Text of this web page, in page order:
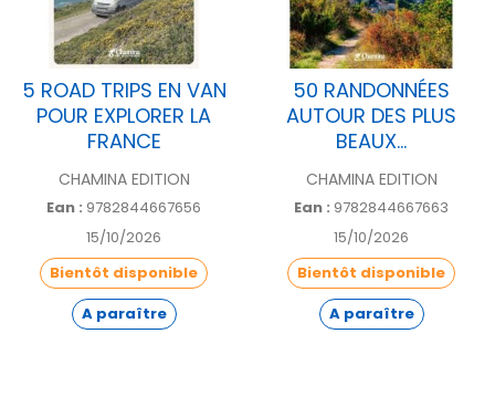
DESCRIPTIF
5 ROAD TRIPS EN VAN
POUR EXPLORER LA
FRANCE
CHAMINA EDITION
Ean : 9782844667656
15/10/2026
Bientôt disponible
A paraître
50 RANDONNÉES
AUTOUR DES PLUS
BEAUX...
CHAMINA EDITION
Ean : 9782844667663
15/10/2026
Bientôt disponible
A paraître